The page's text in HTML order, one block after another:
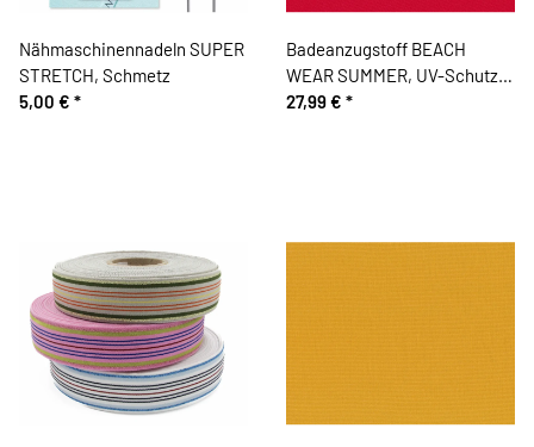
Nähmaschinennadeln SUPER
STRETCH, Schmetz
5,00 € *
Badeanzugstoff BEACH
WEAR SUMMER, UV-Schutz,
rot
27,99 € *